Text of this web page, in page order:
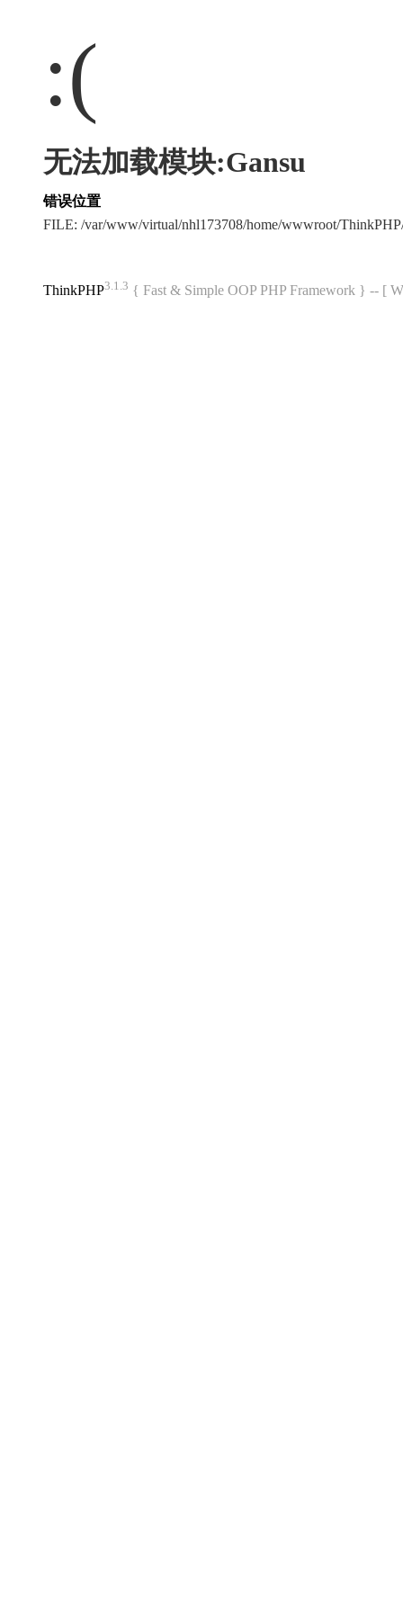
:(
无法加载模块:Gansu
错误位置
FILE: /var/www/virtual/nhl173708/home/wwwroot/
ThinkPHP3.1.3 { Fast & Simple OOP PHP Framework } -- [